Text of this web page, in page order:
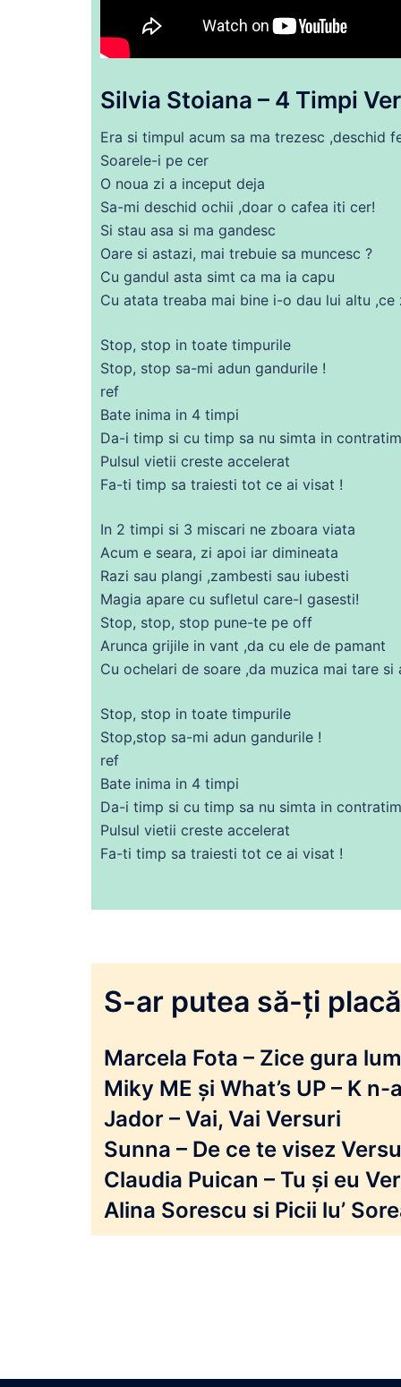
Silvia Stoiana – 4 Timpi
Era si timpul acum sa ma trezesc ,deschid
Soarele-i pe cer
O noua zi a inceput deja
Sa-mi deschid ochii ,doar o cafea iti cer!
Si stau asa si ma gandesc
Oare si astazi, mai trebuie sa muncesc ?
Cu gandul asta simt ca ma ia capu
Cu atata treaba mai bine i-o dau lui altu ,ce
Stop, stop in toate timpurile
Stop, stop sa-mi adun gandurile !
ref
Bate inima in 4 timpi
Da-i timp si cu timp sa nu simta in
Pulsul vietii creste accelerat
Fa-ti timp sa traiesti tot ce ai visat !
In 2 timpi si 3 miscari ne zboara viata
Acum e seara, zi apoi iar dimineata
Razi sau plangi ,zambesti sau iubesti
Magia apare cu sufletul care-l gasesti!
Stop, stop, stop pune-te pe off
Arunca grijile in vant ,da cu ele de pamant
Cu ochelari de soare ,da muzica mai tare si
Stop, stop in toate timpurile
Stop,stop sa-mi adun gandurile !
ref
Bate inima in 4 timpi
Da-i timp si cu timp sa nu simta in
Pulsul vietii creste accelerat
Fa-ti timp sa traiesti tot ce ai visat !
S-ar putea să-ți
Marcela Fota – Zice gura
Miky ME și What’s UP – K
Jador – Vai, Vai Versuri
Sunna – De ce te visez
Claudia Puican – Tu și eu
Alina Sorescu si Picii lu’